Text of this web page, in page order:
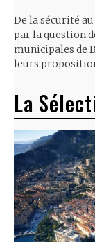
De la sécurité
par la question
municipales de
leurs
La